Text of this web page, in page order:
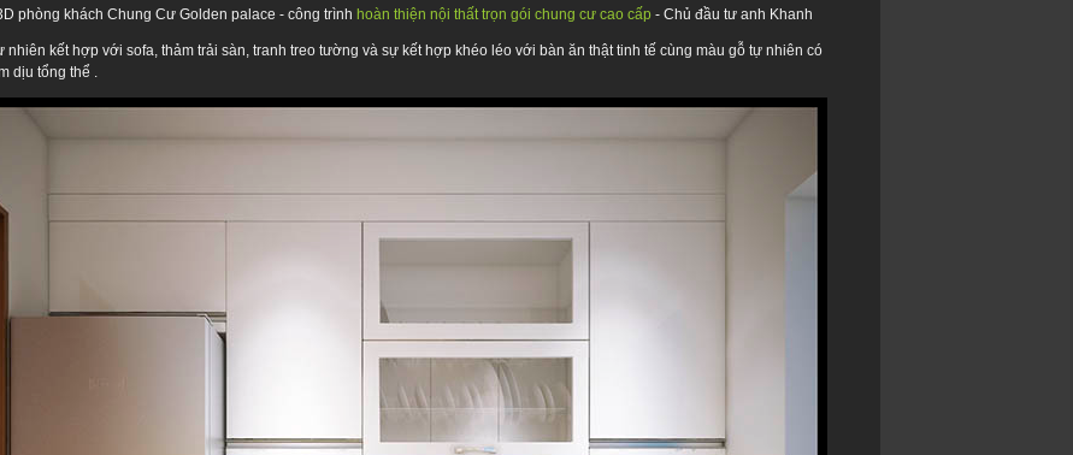
phòng khách Chung Cư Golden palace - công trình hoàn thiện nội thất trọn gói chung cư cao cấp - Chủ đầu tư anh Khanh
nhiên kết hợp với sofa, thảm trải sàn, tranh treo tường và sự kết hợp khéo léo với bàn ăn thật tinh tế cùng màu gỗ tự nhiên có
dịu tổng thể .